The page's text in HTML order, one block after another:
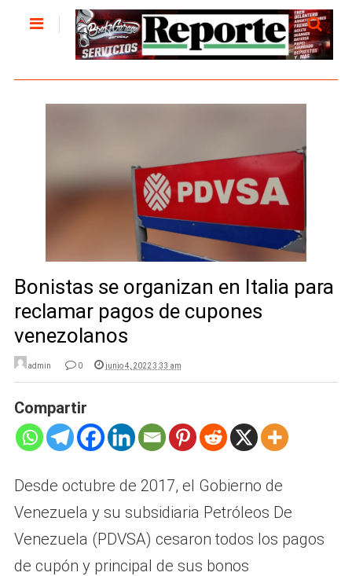
Bonistas se organizan en Italia para
reclamar pagos de cupones
venezolanos
admin 0 junio 4, 2022 3:33 am
Compartir
Desde octubre de 2017, el Gobierno de
Venezuela y su subsidiaria Petróleos De
Venezuela (PDVSA) cesaron todos los pagos
de cupón y principal de sus bonos